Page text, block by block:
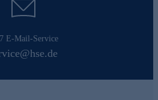
E-Mail-Service